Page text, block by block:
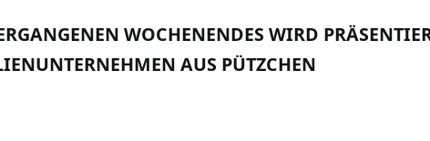
WOCHENENDES WIRD
AUS PÜTZCHEN